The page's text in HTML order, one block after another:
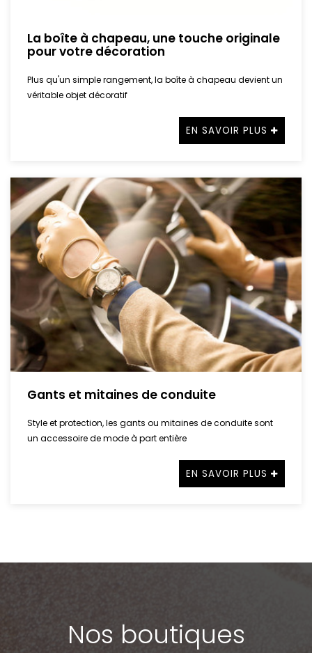
La boîte à chapeau, une touche originale
pour votre décoration
Plus qu'un simple rangement, la boîte à chapeau devient un
véritable objet décoratif
EN SAVOIR PLUS
Gants et mitaines de conduite
Style et protection, les gants ou mitaines de conduite sont
un accessoire de mode à part entière
EN SAVOIR PLUS
Nos boutiques